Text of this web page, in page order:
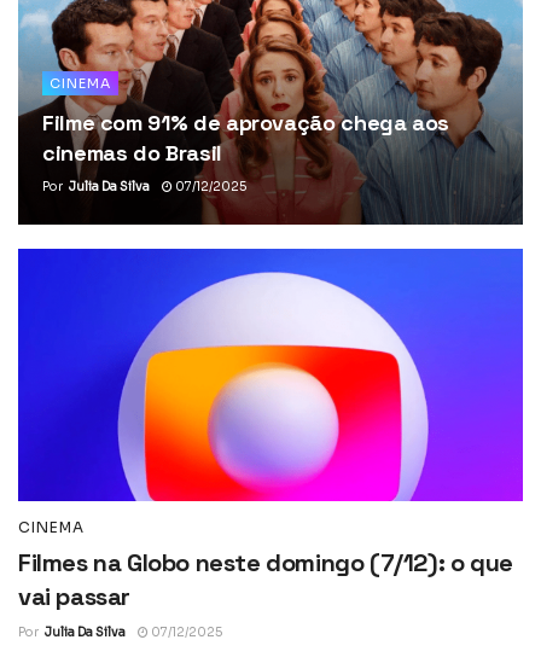
CINEMA
Filme com 91% de aprovação chega aos
cinemas do Brasil
Por Julia Da Silva 07/12/2025
CINEMA
Filmes na Globo neste domingo (7/12): o que
vai passar
Por Julia Da Silva 07/12/2025